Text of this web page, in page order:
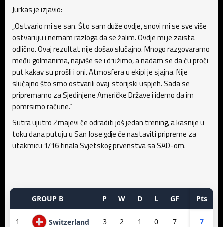
Jurkas je izjavio:
„Ostvario mi se san. Što sam duže ovdje, snovi mi se sve više
ostvaruju i nemam razloga da se žalim. Ovdje mi je zaista
odlično. Ovaj rezultat nije došao slučajno. Mnogo razgovaramo
među golmanima, najviše se i družimo, a nadam se da ću proći
put kakav su prošli i oni. Atmosfera u ekipi je sjajna. Nije
slučajno što smo ostvarili ovaj istorijski uspjeh. Sada se
pripremamo za Sjedinjene Američke Države i idemo da im
pomrsimo račune.“
Sutra ujutro Zmajevi će odraditi još jedan trening, a kasnije u
toku dana putuju u San Jose gdje će nastaviti pripreme za
utakmicu 1/16 finala Svjetskog prvenstva sa SAD-om.
GROUP B P W D L GF GA
Pts
1 Switzerland 3 2 1 0 7 7